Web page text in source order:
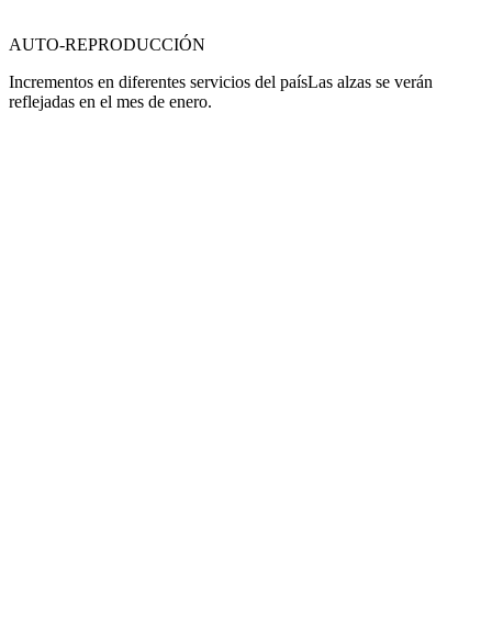
AUTO-REPRODUCCIÓN
Incrementos en diferentes servicios del paísLas alzas se verán
reflejadas en el mes de enero.